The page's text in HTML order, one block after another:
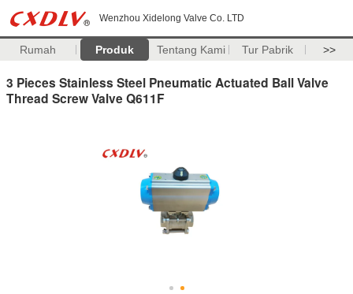
Wenzhou Xidelong Valve Co. LTD
Rumah Produk Tentang Kami Tur Pabrik >>
3 Pieces Stainless Steel Pneumatic Actuated Ball Valve
Thread Screw Valve Q611F